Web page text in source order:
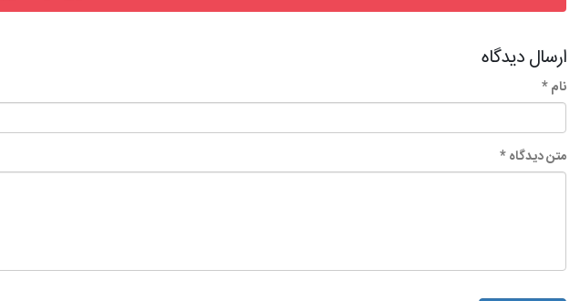
ارسال دیدگاه
نام *
متن دیدگاه *